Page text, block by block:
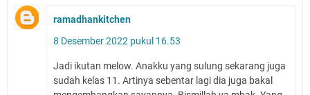
ramadhankitchen
8 Desember 2022 pukul 16.53
Jadi ikutan melow. Anakku yang sulung sekarang juga
sudah kelas 11. Artinya sebentar lagi dia juga bakal